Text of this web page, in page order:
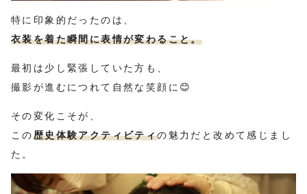
特に印象的だったのは、
衣装を着た瞬間に表情が変わること。
最初は少し緊張していた方も、
撮影が進むにつれて自然な笑顔に😊
その変化こそが、
この歴史体験アクティビティの魅力だと改めて感じまし
た。